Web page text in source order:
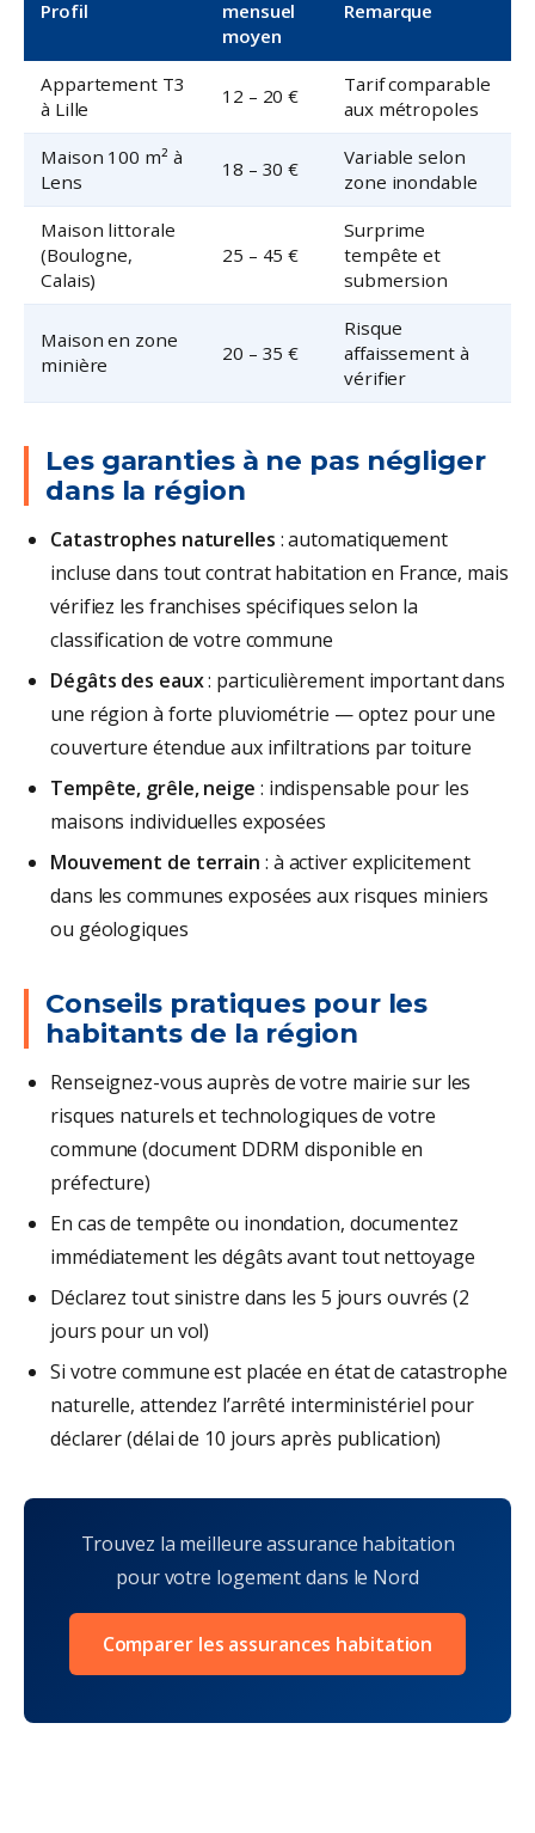
Profil
mensuel
moyen
Remarque
Appartement T3
à Lille
12 – 20 €
Tarif comparable
aux métropoles
Maison 100 m² à
Lens
18 – 30 €
Variable selon
zone inondable
Maison littorale
(Boulogne,
Calais)
25 – 45 €
Surprime
tempête et
submersion
Maison en zone
minière
20 – 35 €
Risque
affaissement à
vérifier
Les garanties à ne pas négliger
dans la région
Catastrophes naturelles : automatiquement
incluse dans tout contrat habitation en France, mais
vérifiez les franchises spécifiques selon la
classification de votre commune
Dégâts des eaux: particulièrement important dans
une région à forte pluviométrie — optez pour une
couverture étendue aux infiltrations par toiture
Tempête, grêle, neige : indispensable pour les
maisons individuelles exposées
Mouvement de terrain : à activer explicitement
dans les communes exposées aux risques miniers
ou géologiques
Conseils pratiques pour les
habitants de la région
Renseignez-vous auprès de votre mairie sur les
risques naturels et technologiques de votre
commune (document DDRM disponible en
préfecture)
En cas de tempête ou inondation, documentez
immédiatement les dégâts avant tout nettoyage
Déclarez tout sinistre dans les 5 jours ouvrés (2
jours pour un vol)
Si votre commune est placée en état de catastrophe
naturelle, attendez l’arrêté interministériel pour
déclarer (délai de 10 jours après publication)
Trouvez la meilleure assurance habitation
pour votre logement dans le Nord
Comparer les assurances habitation